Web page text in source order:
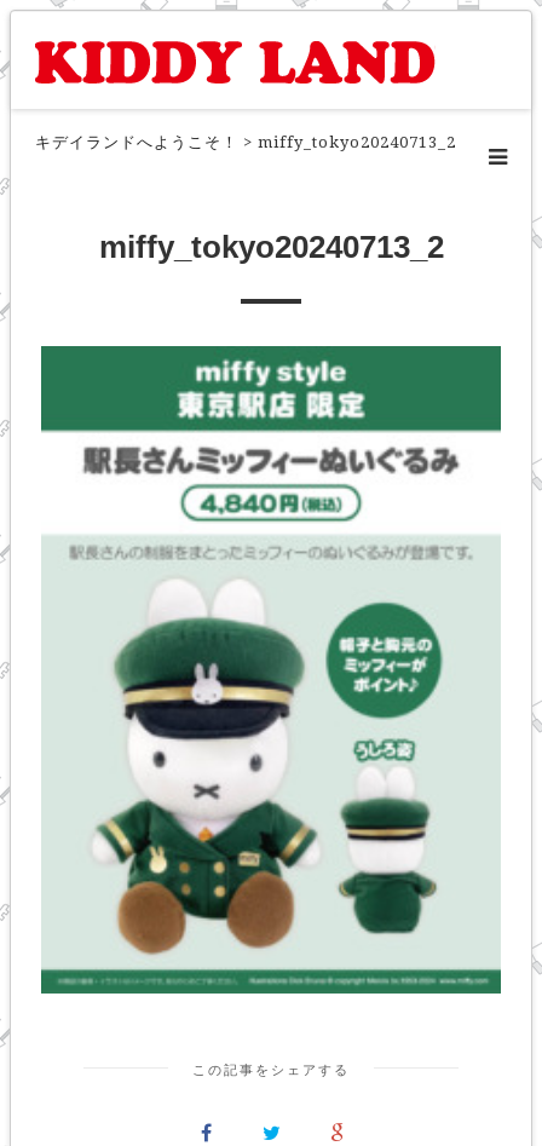
キデイランドへようこそ！ > miffy_tokyo20240713_2
miffy_tokyo20240713_2
この記事をシェアする